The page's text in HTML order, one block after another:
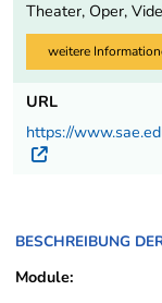
Theater, Oper,
weitere
URL
https://
Externer
BESCHREIBUNG
Module: